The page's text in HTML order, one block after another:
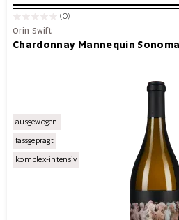
(0)
Orin Swift
Chardonnay Mannequin
ausgewogen
fassgeprägt
komplex-intensiv